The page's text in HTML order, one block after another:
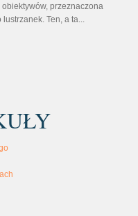
przeznaczona
Ten, a ta...